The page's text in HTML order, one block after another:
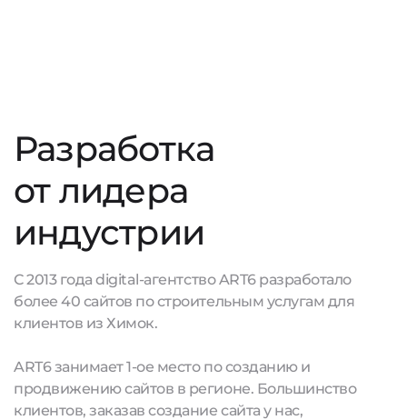
Разработка
от лидера
индустрии
С 2013 года digital-агентство ART6 разработало
более 40 сайтов по строительным услугам для
клиентов из Химок.
ART6 занимает 1-ое место по созданию и
продвижению сайтов в регионе. Большинство
клиентов, заказав создание сайта у нас,